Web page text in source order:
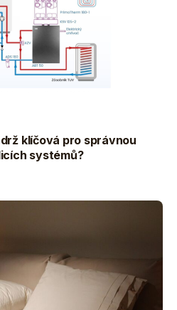
klíčová pro správnou
systémů?